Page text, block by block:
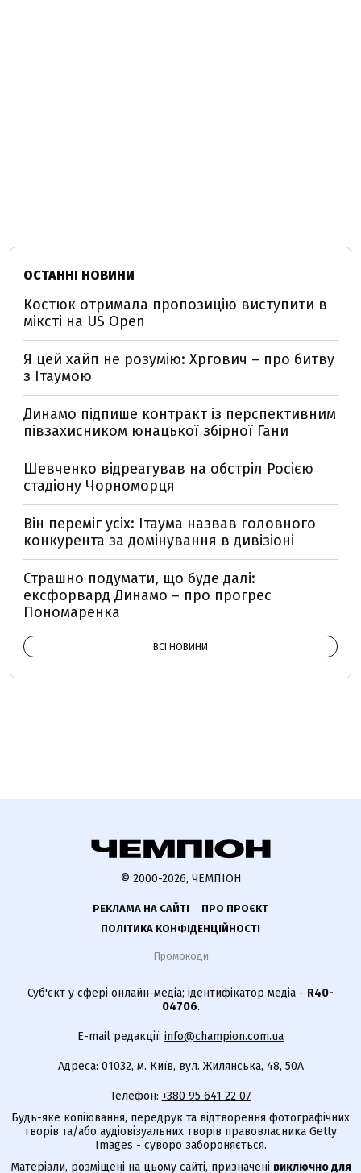
ОСТАННІ НОВИНИ
Костюк отримала пропозицію виступити в
міксті на US Open
Я цей хайп не розумію: Хргович – про битву
з Ітаумою
Динамо підпише контракт із перспективним
півзахисником юнацької збірної Гани
Шевченко відреагував на обстріл Росією
стадіону Чорноморця
Він переміг усіх: Ітаума назвав головного
конкурента за домінування в дивізіоні
Страшно подумати, що буде далі:
ексфорвард Динамо – про прогрес
Пономаренка
ВСІ НОВИНИ
© 2000-2026, ЧЕМПІОН
РЕКЛАМА НА САЙТІ
ПРО ПРОЄКТ
ПОЛІТИКА КОНФІДЕНЦІЙНОСТІ
Промокоди
Суб'єкт у сфері онлайн-медіа; ідентифікатор медіа - R40-
04706.
E-mail редакції: info@champion.com.ua
Адреса: 01032, м. Київ, вул. Жилянська, 48, 50А
Телефон: +380 95 641 22 07
Будь-яке копіювання, передрук та відтворення фотографічних
творів та/або аудіовізуальних творів правовласника Getty
Images - суворо забороняється.
Матеріали, розміщені на цьому сайті, призначені виключно для